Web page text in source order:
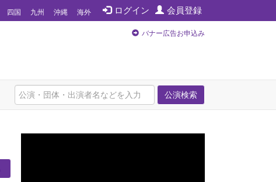
ログイン 会員登録
四国 九州 沖縄 海外
バナー広告お申込み
公演検索